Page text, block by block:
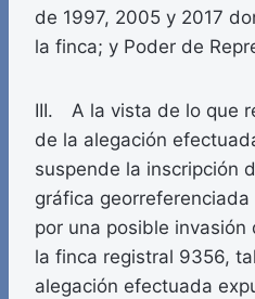
de 1997, 2005 y 2017
la finca; y Poder de
III. A la vista de lo que
de la alegación
suspende la inscripción
gráfica
por una posible
la finca registral 9356,
alegación efectuada